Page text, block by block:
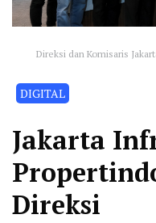
Direksi dan Komisaris
DIGITAL
Jakarta
Direksi